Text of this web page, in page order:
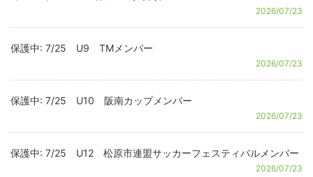
2026/07/23
保護中: 7/25 U9 TMメンバー
2026/07/23
保護中: 7/25 U10 阪南カップメンバー
2026/07/23
保護中: 7/25 U12 松原市連盟サッカーフェスティバルメンバー
2026/07/23